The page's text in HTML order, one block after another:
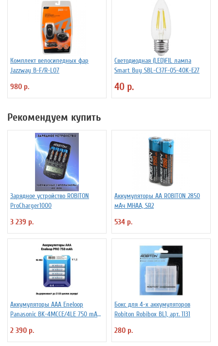
Комплект велосипедных фар
Jazzway B-F/R-L07
980 р.
Светодиодная (LED)FIL лампа
Smart Buy SBL-C37F-05-40K-E27
40 р.
Рекомендуем купить
Зарядное устройство ROBITON
ProCharger1000
3 239 р.
Аккумуляторы АА ROBITON 2850
мАч MHAA, SR2
534 р.
Аккумуляторы ААА Еneloop
Panasonic BK-4MCCE/4LE 750 mAh
2 390 р.
Бокс для 4-х аккумуляторов
Robiton Robibox BL1, арт. 1131
280 р.